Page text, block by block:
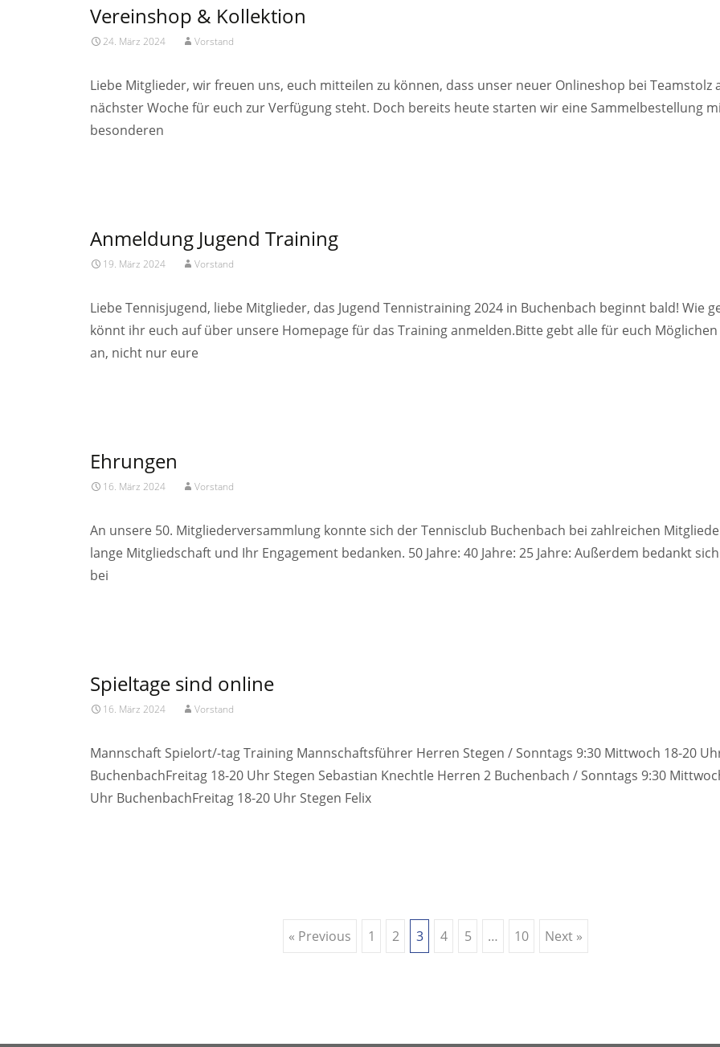
Vereinshop & Kollektion
24. März 2024 Vorstand
Liebe Mitglieder, wir freuen uns, euch mitteilen zu können, dass unser neuer Onlineshop bei Teamstolz
nächster Woche für euch zur Verfügung steht. Doch bereits heute starten wir eine Sammelbestellung
besonderen
Anmeldung Jugend Training
19. März 2024 Vorstand
Liebe Tennisjugend, liebe Mitglieder, das Jugend Tennistraining 2024 in Buchenbach beginnt bald! Wie
könnt ihr euch auf über unsere Homepage für das Training anmelden.Bitte gebt alle für euch
an, nicht nur eure
Ehrungen
16. März 2024 Vorstand
An unsere 50. Mitgliederversammlung konnte sich der Tennisclub Buchenbach bei zahlreichen
lange Mitgliedschaft und Ihr Engagement bedanken. 50 Jahre: 40 Jahre: 25 Jahre: Außerdem bedankt
bei
Spieltage sind online
16. März 2024 Vorstand
Mannschaft Spielort/-tag Training Mannschaftsführer Herren Stegen / Sonntags 9:30 Mittwoch 18-20
BuchenbachFreitag 18-20 Uhr Stegen Sebastian Knechtle Herren 2 Buchenbach / Sonntags 9:30
Uhr BuchenbachFreitag 18-20 Uhr Stegen Felix
« Previous 1 2 3 4 5 … 10 Next »